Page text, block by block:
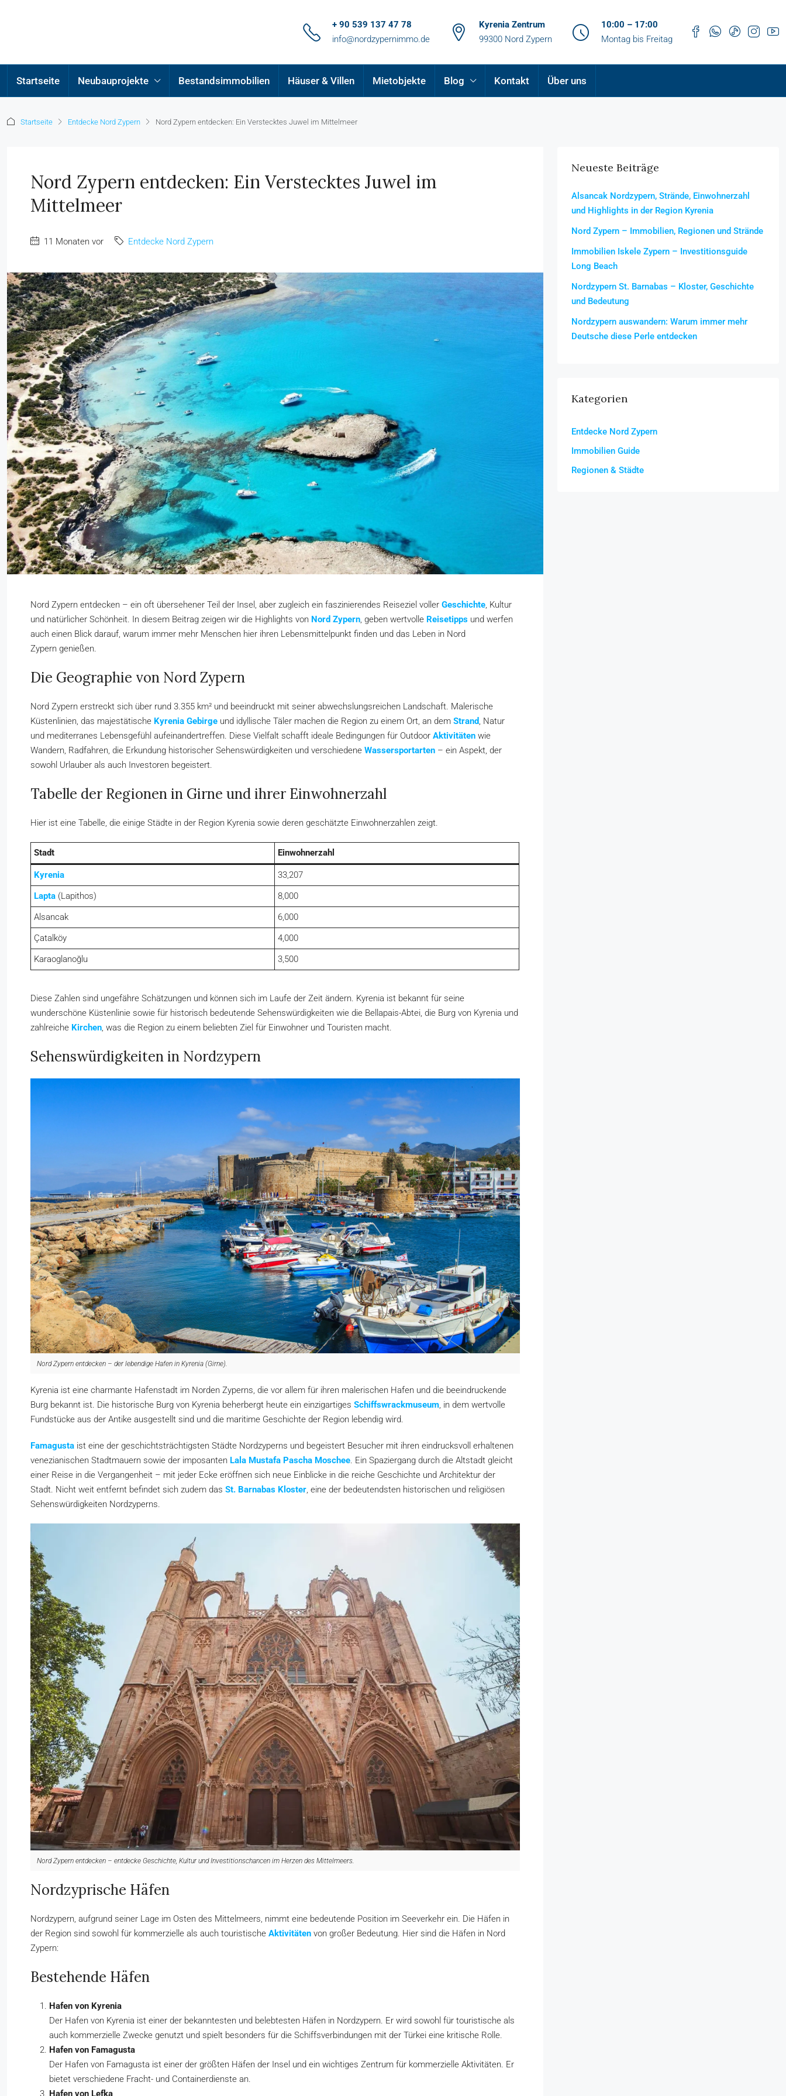
+ 90 539 137 47 78
info@nordzypernimmo.de
Kyrenia Zentrum
99300 Nord Zypern
10:00 – 17:00
Montag bis Freitag
Startseite Neubauprojekte Bestandsimmobilien Häuser & Villen Mietobjekte Blog Kontakt Über uns
Startseite Entdecke Nord Zypern Nord Zypern entdecken: Ein Verstecktes Juwel im Mittelmeer
Nord Zypern entdecken: Ein Verstecktes Juwel im
Mittelmeer
11 Monaten vor Entdecke Nord Zypern
Nord Zypern entdecken – ein oft übersehener Teil der Insel, aber zugleich ein faszinierendes Reiseziel voller Geschichte, Kultur
und natürlicher Schönheit. In diesem Beitrag zeigen wir die Highlights von Nord Zypern, geben wertvolle Reisetipps und werfen
auch einen Blick darauf, warum immer mehr Menschen hier ihren Lebensmittelpunkt finden und das Leben in Nord
Zypern genießen.
Die Geographie von Nord Zypern
Nord Zypern erstreckt sich über rund 3.355 km² und beeindruckt mit seiner abwechslungsreichen Landschaft. Malerische
Küstenlinien, das majestätische Kyrenia Gebirge und idyllische Täler machen die Region zu einem Ort, an dem Strand, Natur
und mediterranes Lebensgefühl aufeinandertreffen. Diese Vielfalt schafft ideale Bedingungen für Outdoor Aktivitäten wie
Wandern, Radfahren, die Erkundung historischer Sehenswürdigkeiten und verschiedene Wassersportarten – ein Aspekt, der
sowohl Urlauber als auch Investoren begeistert.
Tabelle der Regionen in Girne und ihrer Einwohnerzahl
Hier ist eine Tabelle, die einige Städte in der Region Kyrenia sowie deren geschätzte Einwohnerzahlen zeigt.
Stadt Einwohnerzahl
Kyrenia
33,207
Lapta (Lapithos)
8,000
Alsancak
6,000
Çatalköy
4,000
Karaoglanoğlu
3,500
Diese Zahlen sind ungefähre Schätzungen und können sich im Laufe der Zeit ändern. Kyrenia ist bekannt für seine
wunderschöne Küstenlinie sowie für historisch bedeutende Sehenswürdigkeiten wie die Bellapais-Abtei, die Burg von Kyrenia und
zahlreiche Kirchen, was die Region zu einem beliebten Ziel für Einwohner und Touristen macht.
Sehenswürdigkeiten in Nordzypern
Nord Zypern entdecken – der lebendige Hafen in Kyrenia (Girne).
Kyrenia ist eine charmante Hafenstadt im Norden Zyperns, die vor allem für ihren malerischen Hafen und die beeindruckende
Burg bekannt ist. Die historische Burg von Kyrenia beherbergt heute ein einzigartiges Schiffswrackmuseum, in dem wertvolle
Fundstücke aus der Antike ausgestellt sind und die maritime Geschichte der Region lebendig wird.
Famagusta ist eine der geschichtsträchtigsten Städte Nordzyperns und begeistert Besucher mit ihren eindrucksvoll erhaltenen
venezianischen Stadtmauern sowie der imposanten Lala Mustafa Pascha Moschee. Ein Spaziergang durch die Altstadt gleicht
einer Reise in die Vergangenheit – mit jeder Ecke eröffnen sich neue Einblicke in die reiche Geschichte und Architektur der
Stadt. Nicht weit entfernt befindet sich zudem das St. Barnabas Kloster, eine der bedeutendsten historischen und religiösen
Sehenswürdigkeiten Nordzyperns.
Nord Zypern entdecken – entdecke Geschichte, Kultur und Investitionschancen im Herzen des Mittelmeers.
Nordzyprische Häfen
Nordzypern, aufgrund seiner Lage im Osten des Mittelmeers, nimmt eine bedeutende Position im Seeverkehr ein. Die Häfen in
der Region sind sowohl für kommerzielle als auch touristische Aktivitäten von großer Bedeutung. Hier sind die Häfen in Nord
Zypern:
Bestehende Häfen
Hafen von Kyrenia
Der Hafen von Kyrenia ist einer der bekanntesten und belebtesten Häfen in Nordzypern. Er wird sowohl für touristische als
auch kommerzielle Zwecke genutzt und spielt besonders für die Schiffsverbindungen mit der Türkei eine kritische Rolle.
Hafen von Famagusta
Der Hafen von Famagusta ist einer der größten Häfen der Insel und ein wichtiges Zentrum für kommerzielle Aktivitäten. Er
bietet verschiedene Fracht- und Containerdienste an.
Hafen von Lefka
Neueste Beiträge
Alsancak Nordzypern, Strände, Einwohnerzahl
und Highlights in der Region Kyrenia
Nord Zypern – Immobilien, Regionen und Strände
Immobilien Iskele Zypern – Investitionsguide
Long Beach
Nordzypern St. Barnabas – Kloster, Geschichte
und Bedeutung
Nordzypern auswandern: Warum immer mehr
Deutsche diese Perle entdecken
Kategorien
Entdecke Nord Zypern
Immobilien Guide
Regionen & Städte